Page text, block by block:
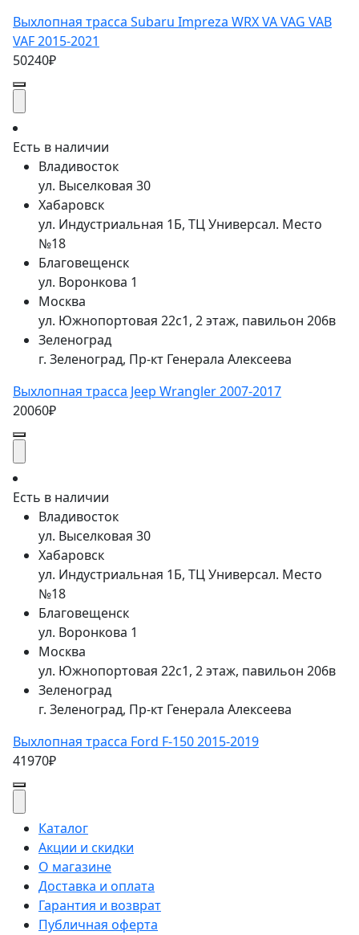
Выхлопная трасса Subaru Impreza WRX VA VAG VAB
VAF 2015-2021
50240₽
Есть в наличии
Владивосток
ул. Выселковая 30
Хабаровск
ул. Индустриальная 1Б, ТЦ Универсал. Место
№18
Благовещенск
ул. Воронкова 1
Москва
ул. Южнопортовая 22с1, 2 этаж, павильон 206в
Зеленоград
г. Зеленоград, Пр-кт Генерала Алексеева
Выхлопная трасса Jeep Wrangler 2007-2017
20060₽
Есть в наличии
Владивосток
ул. Выселковая 30
Хабаровск
ул. Индустриальная 1Б, ТЦ Универсал. Место
№18
Благовещенск
ул. Воронкова 1
Москва
ул. Южнопортовая 22с1, 2 этаж, павильон 206в
Зеленоград
г. Зеленоград, Пр-кт Генерала Алексеева
Выхлопная трасса Ford F-150 2015-2019
41970₽
Каталог
Акции и скидки
О магазине
Доставка и оплата
Гарантия и возврат
Публичная оферта